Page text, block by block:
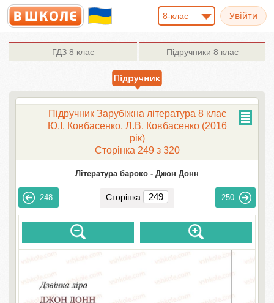
8-клас
ГДЗ 8 клас Підручники 8 клас
Підручник Зарубіжна література 8 клас
Ю.І. Ковбасенко, Л.В. Ковбасенко (2016
рік)
Сторінка 249 з 320
Література бароко - Джон Донн
248 Сторінка 250